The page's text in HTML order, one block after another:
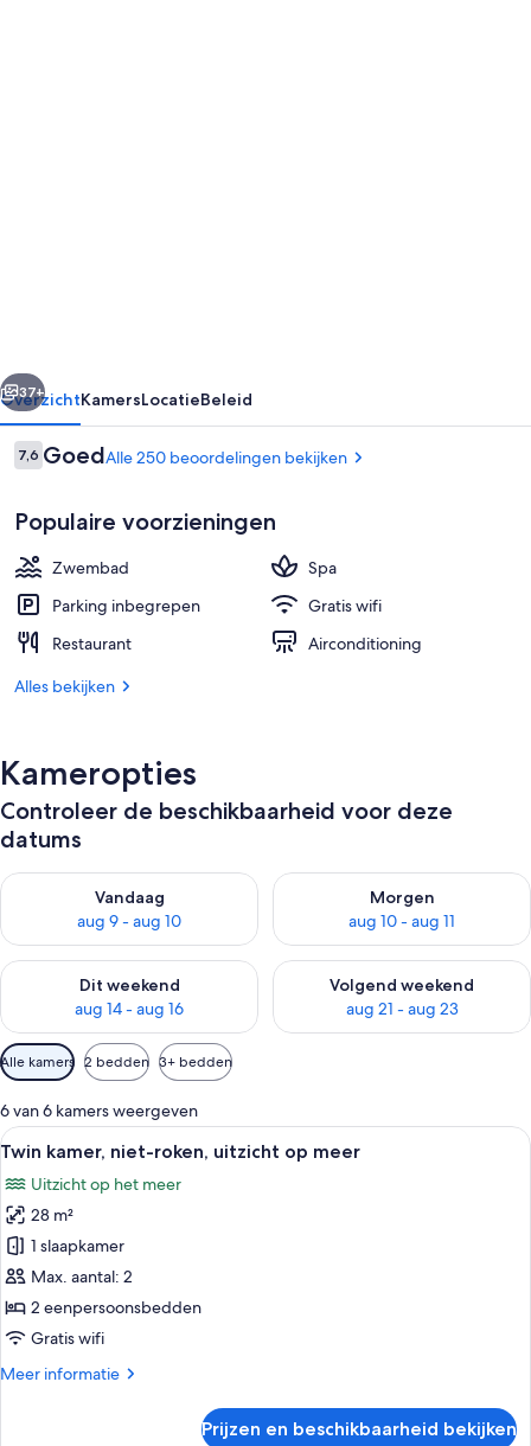
Lobby
Volgende
37+
OverzichtKamersLocatieBeleid
Beoordelingen
7,67,6 op 10 –
GoedAlle 250 beoordelingen bekijken
Populaire voorzieningen
Zwembad
Spa
Parking inbegrepen
Gratis wifi
Restaurant
Airconditioning
Alles bekijken
Kameropties
Controleer de beschikbaarheid voor deze
datums
Vandaag
aug 9 - aug 10
De beschikbaarheid controleren voor vanavond aug 9 - aug
Morgen
aug 10 - aug 11
De beschikbaarheid
Dit weekend
aug 14 - aug 16
De beschikbaarheid controleren voor dit weekend aug 14 -
Volgend weekend
aug 21 - aug 23
De beschikbaarheid
Beschikbare
filters
voor
kamers
Alle kamers 2 bedden 3+ bedden
6 van 6 kamers weergeven
Alle
foto's
voor
Twin
kamer,
niet-
roken,
uitzicht
meer
Een hotelkamer met twee bedden,
5
Twin kamer, niet-roken, uitzicht op meer
Uitzicht op het meer
28 m²
1 slaapkamer
Max. aantal: 2
2 eenpersoonsbedden
Gratis wifi
Meer informatie
Meer
Prijzen en beschikbaarheid bekijken